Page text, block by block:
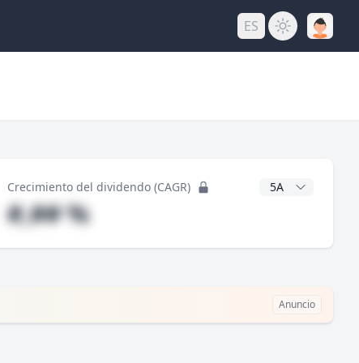
ES
Crecimiento del dividendo (CAGR) Años CAGR
#,## %
Anuncio